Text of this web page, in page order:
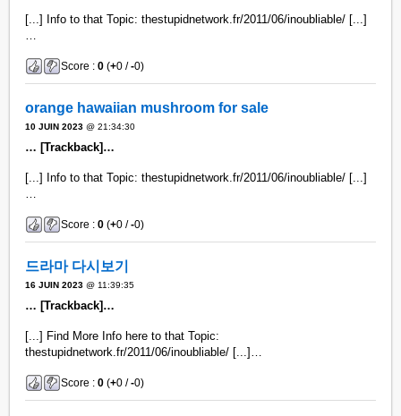
[...] Info to that Topic: thestupidnetwork.fr/2011/06/inoubliable/ [...]
Score :0 (+0 /-0)
orange hawaiian mushroom for sale
10 JUIN 2023 @ 21:34:30
… [Trackback]…
[...] Info to that Topic: thestupidnetwork.fr/2011/06/inoubliable/ [...]
Score :0 (+0 /-0)
드라마 다시보기
16 JUIN 2023 @ 11:39:35
… [Trackback]…
[...] Find More Info here to that Topic:
thestupidnetwork.fr/2011/06/inoubliable/ [...]…
Score :0 (+0 /-0)